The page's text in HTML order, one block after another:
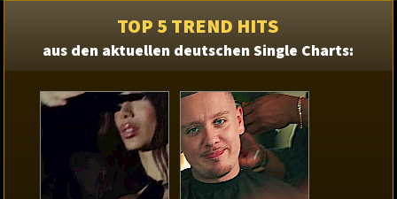
TOP 5 TREND HITS
aus den aktuellen deutschen Single Charts: